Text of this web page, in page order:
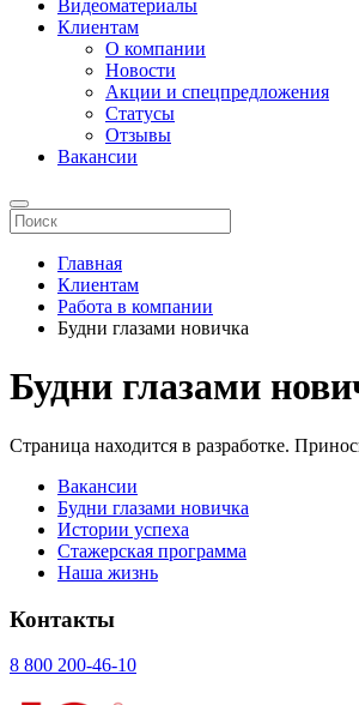
Видеоматериалы
Клиентам
О компании
Новости
Акции и спецпредложения
Статусы
Отзывы
Вакансии
Главная
Клиентам
Работа в компании
Будни глазами новичка
Будни глазами
Страница находится в разработке.
Вакансии
Будни глазами новичка
Истории успеха
Стажерская программа
Наша жизнь
Контакты
8 800 200-46-10